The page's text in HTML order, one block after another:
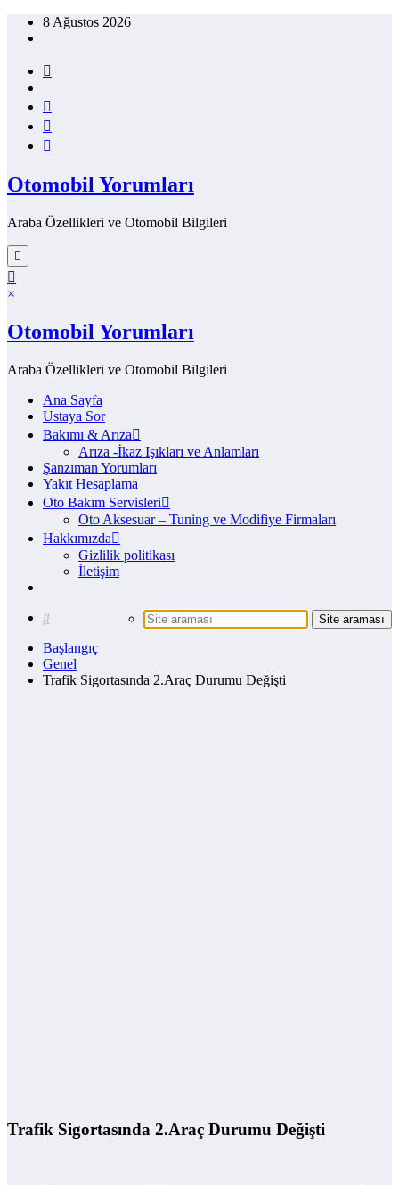
İçeriğe8 Ağustos 2026
Otomobil Yorumları
Araba Özellikleri ve Otomobil Bilgileri
×
Otomobil Yorumları
Araba Özellikleri ve Otomobil Bilgileri
Ana Sayfa
Ustaya Sor
Bakımı & Arıza
Arıza -İkaz Işıkları ve Anlamları
Şanzıman Yorumları
Yakıt Hesaplama
Oto Bakım Servisleri
Oto Aksesuar – Tuning ve Modifiye Firmaları
Hakkımızda
Gizlilik politikası
İletişim
Başlangıç
Genel
Trafik Sigortasında 2.Araç Durumu Değişti
Trafik Sigortasında 2.Araç Durumu Değişti